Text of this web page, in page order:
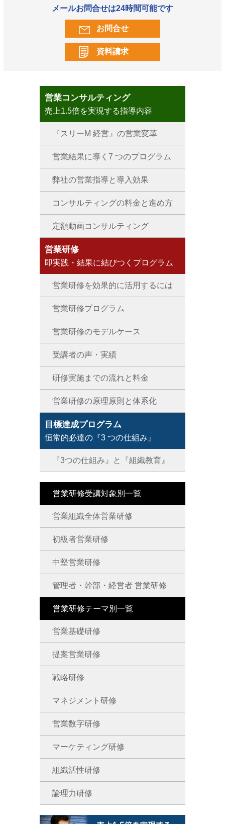
メールお問合せは24時間可能です
お問合せ
資料請求
営業コンサルティング
売上1.5倍を実現する指導内容
『スリーM 経営』の営業変革
営業結果に導く7 つのプログラム
弊社の営業指導と導入効果
コンサルティングの料金と進め方
定額動画コンサルティング
営業研修
即実践・結果に結びつくプログラム
営業研修を効果的に活用するには
営業研修プログラム
営業研修のモデルケース
受講者の声・実績
研修実施までの流れと料金
営業研修の原理原則と体系化
目標達成プログラム
恒常的必達の『3 つの仕組み』
『3つの仕組み』と『組織教育』
営業研修受講対象別一覧
営業組織全体営業研修
初級者営業研修
中堅営業研修
管理者・幹部・経営者 営業研修
営業研修テーマ別一覧
営業基礎研修
提案営業研修
戦略研修
マネジメント研修
営業数字研修
マーケティング研修
組織活性研修
論理力研修